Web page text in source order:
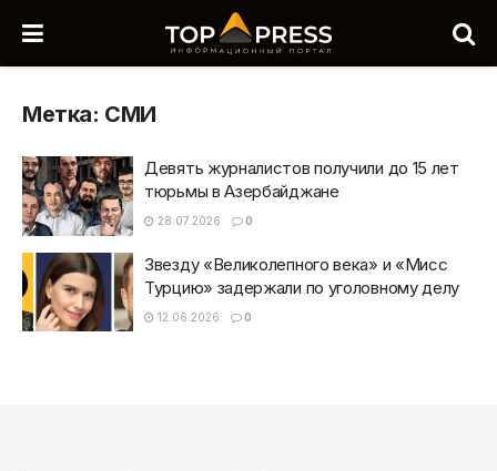
Метка: СМИ
Девять журналистов получили до 15 лет
тюрьмы в Азербайджане
28.07.2026 0
Звезду «Великолепного века» и «Мисс
Турцию» задержали по уголовному делу
12.06.2026 0